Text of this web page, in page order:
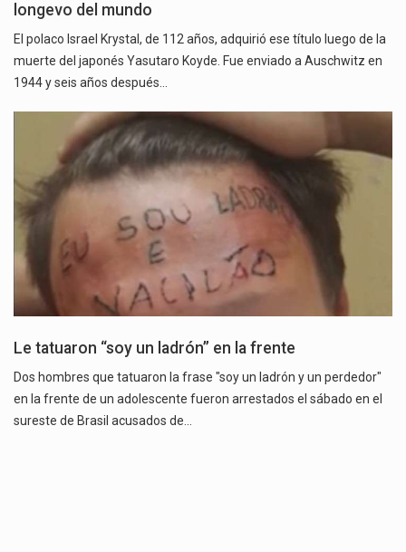
longevo del mundo
El polaco Israel Krystal, de 112 años, adquirió ese título luego de la
muerte del japonés Yasutaro Koyde. Fue enviado a Auschwitz en
1944 y seis años después…
Le tatuaron “soy un ladrón” en la frente
Dos hombres que tatuaron la frase "soy un ladrón y un perdedor"
en la frente de un adolescente fueron arrestados el sábado en el
sureste de Brasil acusados ​​de…